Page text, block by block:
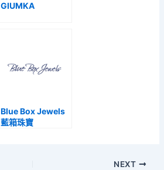
GIUMKA
Blue Box Jewels
藍箱珠寶
NEXT